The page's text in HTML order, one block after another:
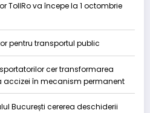
TollRo va începe la 1 octombrie
pentru transportul public
cer transformarea
accizei în mecanism permanent
București cererea deschiderii